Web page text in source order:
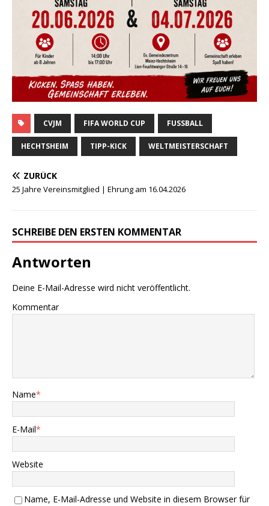
CVJM FIFA WORLD CUP FUSSBALL
HECHTSHEIM TIPP-KICK WELTMEISTERSCHAFT
ZURÜCK
25 Jahre Vereinsmitglied | Ehrung am 16.04.2026
SCHREIBE DEN ERSTEN KOMMENTAR
Antworten
Deine E-Mail-Adresse wird nicht veröffentlicht.
Kommentar
Name*
E-Mail*
Website
Name, E-Mail-Adresse und Website in diesem Browser für